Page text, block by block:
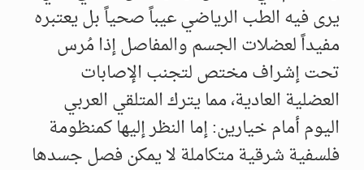
يرى فيه الطب الرياضي عيباً صحياً بل يعتبره
مفيداً لعضلات الجسم والمفاصل إذا مُرس
تحت إشراف مختص لتجنب الإصابات
العضلية العادية، مما يترك المتلقي العربي
اليوم أمام خيارين: إما النظر إليها كمنظومة
فلسفية شرقية متكاملة لا يمكن فصل جسدها